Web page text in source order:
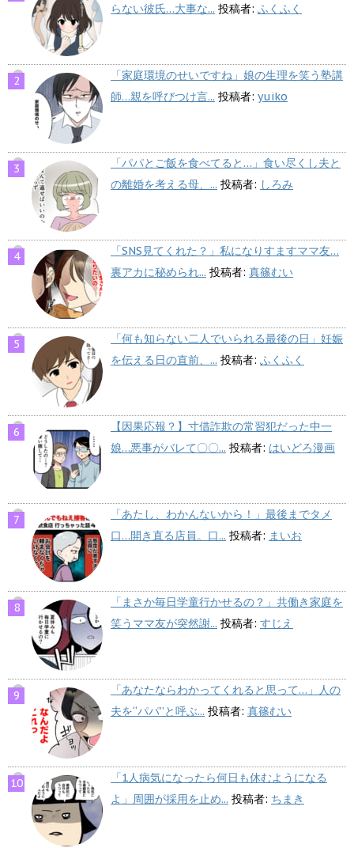
らない彼氏…大事な... 投稿者: ふくふく
「家庭環境のせいですね」娘の生理を笑う塾講
師…親を呼びつけ言... 投稿者: yuiko
「パパとご飯を食べてると…」食い尽くし夫と
の離婚を考える母、... 投稿者: しろみ
「SNS見てくれた？」私になりすますママ友…
裏アカに秘められ... 投稿者: 真篠むい
「何も知らない二人でいられる最後の日」妊娠
を伝える日の直前、... 投稿者: ふくふく
【因果応報？】寸借詐欺の常習犯だった中一
娘…悪事がバレて〇〇... 投稿者: はいどろ漫画
「あたし、わかんないから！」最後までタメ
口…開き直る店員。口... 投稿者: まいお
「まさか毎日学童行かせるの？」共働き家庭を
笑うママ友が突然謝... 投稿者: すじえ
「あなたならわかってくれると思って…」人の
夫を“パパ”と呼ぶ... 投稿者: 真篠むい
「1人病気になったら何日も休むようになる
よ」周囲が採用を止め... 投稿者: ちまき